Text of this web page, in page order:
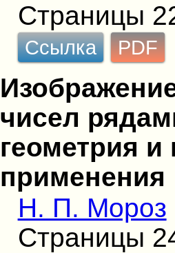
Страницы
Ссылка PDF
чисел
геометрия и
применения
Н. П. Мороз
Страницы